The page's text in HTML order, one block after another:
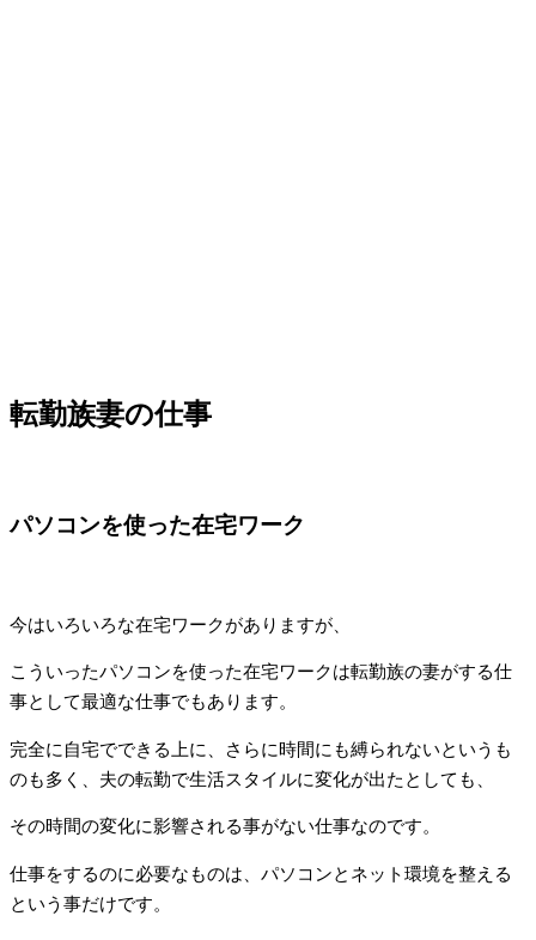
転勤族妻の仕事
パソコンを使った在宅ワーク
今はいろいろな在宅ワークがありますが、
こういったパソコンを使った在宅ワークは転勤族の妻がする仕
事として最適な仕事でもあります。
完全に自宅でできる上に、さらに時間にも縛られないというも
のも多く、夫の転勤で生活スタイルに変化が出たとしても、
その時間の変化に影響される事がない仕事なのです。
仕事をするのに必要なものは、パソコンとネット環境を整える
という事だけです。